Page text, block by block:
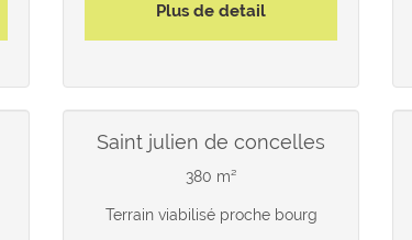
Plus de detail
saint julien de concelles
380 m²
Terrain viabilisé proche bourg